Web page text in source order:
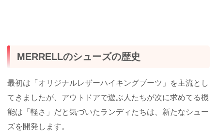
MERRELLのシューズの歴史
最初は「オリジナルレザーハイキングブーツ」を主流とし
てきましたが、アウトドアで遊ぶ人たちが次に求めてる機
能は「軽さ」だと気づいたランディたちは、新たなシュー
ズを開発します。